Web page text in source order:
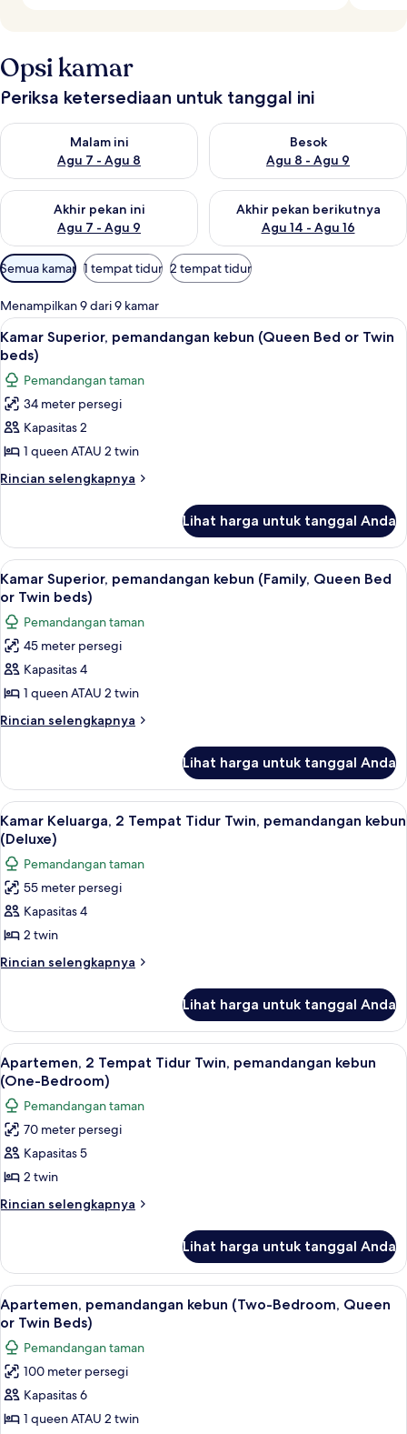
Opsi kamar
Periksa ketersediaan untuk tanggal ini
Malam ini
Agu 7 - Agu 8
Periksa ketersediaan untuk malam ini Agu 7 - Agu 8
Besok
Agu 8 - Agu 9
Periksa ketersediaan untuk
Akhir pekan ini
Agu 7 - Agu 9
Periksa ketersediaan untuk akhir pekan ini Agu 7 - Agu 9
Akhir pekan berikutnya
Agu 14 - Agu 16
Periksa ketersediaan untuk
Filter
tersedia
untuk
kamar
Semua kamar 1 tempat tidur 2 tempat tidur
Menampilkan 9 dari 9 kamar
Lihat
semua
foto
untuk
Kamar
Superior,
pemandangan
kebun
or
Twin
beds)
2
Kamar Superior, pemandangan kebun (Queen Bed or Twin
beds)
Pemandangan taman
34 meter persegi
Kapasitas 2
1 queen ATAU 2 twin
Rincian selengkapnya
Rincian
Kamar
Superior,
pemandangan
kebun
Bed
or
Twin
beds)
Lihat harga untuk tanggal Anda
Lihat
semua
foto
untuk
Kamar
Superior,
pemandangan
kebun
Bed
or
Twin
beds)
Kamar Superior, pemandangan
3
Kamar Superior, pemandangan kebun (Family, Queen Bed
or Twin beds)
Pemandangan taman
45 meter persegi
Kapasitas 4
1 queen ATAU 2 twin
Rincian selengkapnya
Rincian
Kamar
Superior,
pemandangan
kebun
(Family,
Queen
Bed
or
Twin
beds)
Lihat harga untuk tanggal Anda
Lihat
semua
foto
untuk
Kamar
Keluarga,
2
Tempat
pemandangan
kebun
(Deluxe)
Kamar Keluarga, 2 Tempat Tidur
2
Kamar Keluarga, 2 Tempat Tidur Twin, pemandangan kebun
(Deluxe)
Pemandangan taman
55 meter persegi
Kapasitas 4
2 twin
Rincian selengkapnya
Rincian
Kamar
Keluarga,
2
Tempat
Tidur
Twin,
pemandangan
kebun
(Deluxe)
Lihat harga untuk tanggal Anda
Lihat
semua
foto
untuk
Apartemen,
2
Tempat
Tidur
kebun
(One-
Bedroom)
Apartemen, 2 Tempat Tidur Twin,
4
Apartemen, 2 Tempat Tidur Twin, pemandangan kebun
(One-Bedroom)
Pemandangan taman
70 meter persegi
Kapasitas 5
2 twin
Rincian selengkapnya
Rincian
Apartemen,
Tempat
Tidur
pemandangan
kebun
(One-
Bedroom)
Lihat harga untuk tanggal Anda
Lihat
semua
foto
untuk
Apartemen,
pemandangan
kebun
Apartemen, pemandangan kebun
7
Apartemen, pemandangan kebun (Two-Bedroom, Queen
or Twin Beds)
Pemandangan taman
100 meter persegi
Kapasitas 6
1 queen ATAU 2 twin